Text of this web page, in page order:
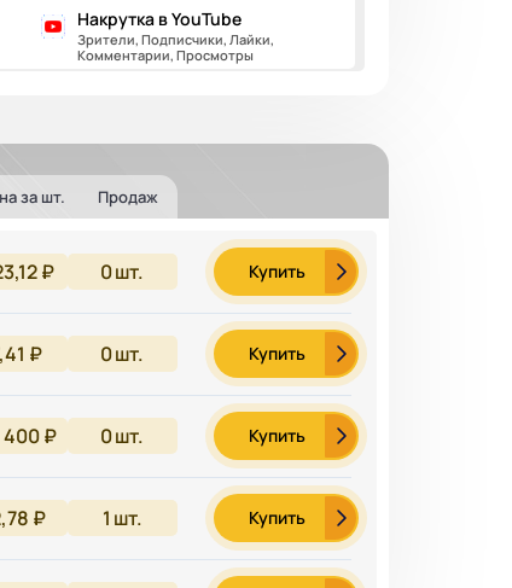
Накрутка в YouTube
Зрители, Подписчики, Лайки,
Комментарии, Просмотры
за шт. Продаж
₽ 0шт. Купить
₽ 0шт. Купить
400 ₽ 0шт. Купить
₽ 1 шт. Купить